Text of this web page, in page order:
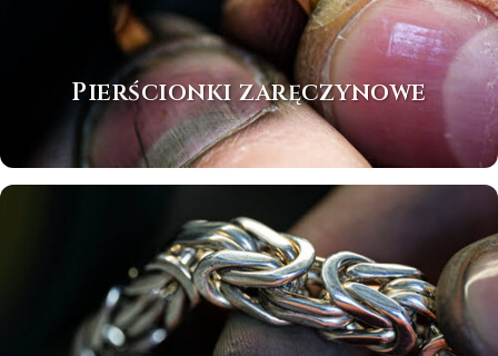
Pierścionki zaręczynowe